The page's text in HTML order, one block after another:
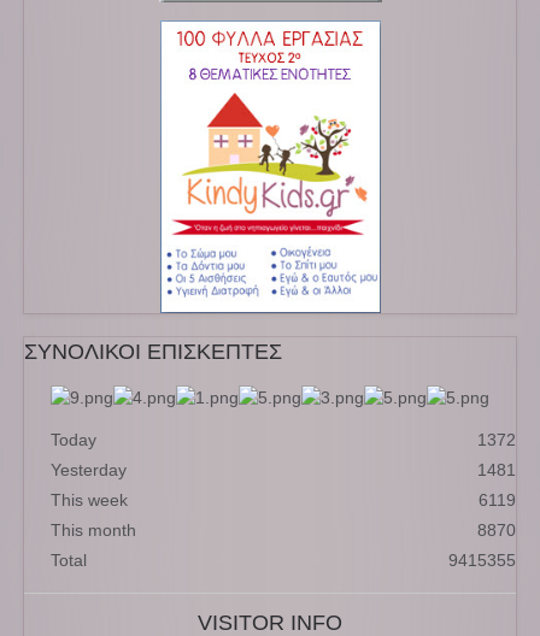
ΣΥΝΟΛΙΚΟΙ ΕΠΙΣΚΕΠΤΕΣ
Today
1372
Yesterday
1481
This week
6119
This month
8870
Total
9415355
VISITOR INFO